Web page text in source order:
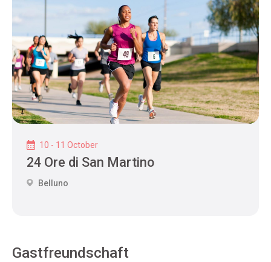
10 - 11 October
24 Ore di San Martino
Belluno
Gastfreundschaft